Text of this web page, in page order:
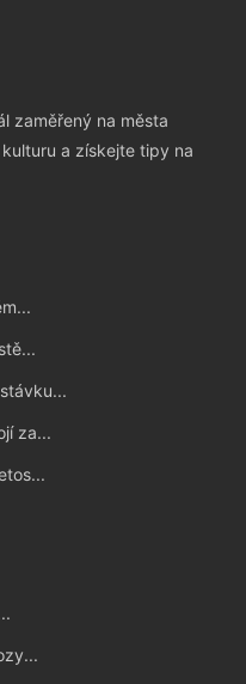
zaměřený na města
a získejte tipy na
za...